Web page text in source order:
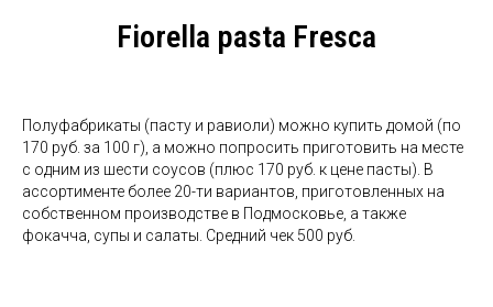
Fiorella pasta Fresca
Полуфабрикаты (пасту и равиоли) можно купить домой (по
170 руб. за 100 г), а можно попросить приготовить на месте
с одним из шести соусов (плюс 170 руб. к цене пасты). В
ассортименте более 20-ти вариантов, приготовленных на
собственном производстве в Подмосковье, а также
фокачча, супы и салаты. Средний чек 500 руб.